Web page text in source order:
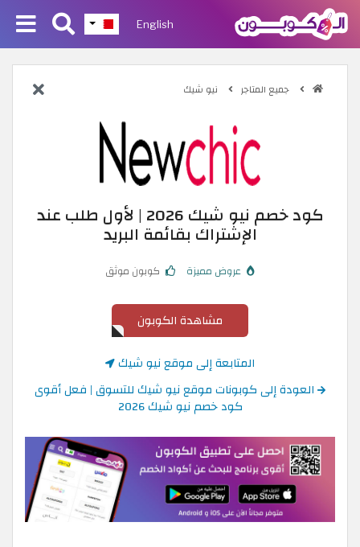
English
جميع المتاجر نيو شيك
كود خصم نيو شيك 2026 | لأول طلب عند
الإشتراك بقائمة البريد
عروض مميزة كوبون موثق
مشاهدة الكوبون
المتابعة إلى موقع نيو شيك
العودة إلى كوبونات موقع نيو شيك للتسوق | فعل أقوى
كود خصم نيو شيك 2026